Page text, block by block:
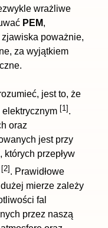
wrażliwe
PEM,
poważnie,
za wyjątkiem
jest to, że
elektrycznym [1] .
oraz
jest przy
których przepływ
[2]. Prawidłowe
mierze zależy
fal
przez naszą